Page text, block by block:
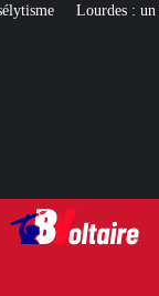
mis en examen pour